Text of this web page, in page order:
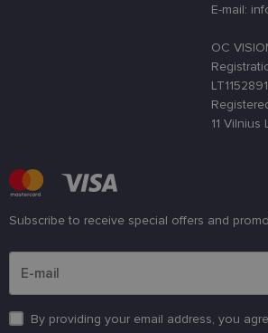
E-mail:
OC
11 Vilnius
Subscribe to receive special offers and
By providing your email address, you
Šie slapukai yra būtini, kad galėtumėte
svetainės turinį bei naudotis jo
slapukai atpažįsta Jūsų įrenginį, tačiau
Jūsų tapatybės, taip pat nerenka
Šie būtinieji slapukai nustatomi
Pavadinimas
Teikėjas/